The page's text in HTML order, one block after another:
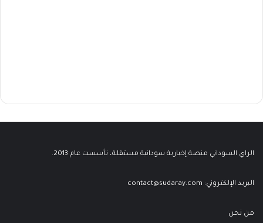
الراي السوداني منصة إخبارية سودانية مستقلة، تأسست عام 2013.
البريد الإلكتروني: contact@sudaray.com
من نحن